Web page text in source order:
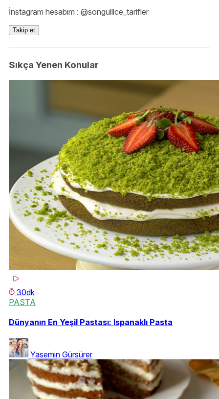
İnstagram hesabım : @songulllce_tarifler
Takip et
Sıkça Yenen Konular
30dk
PASTA
Dünyanın En Yeşil Pastası: Ispanaklı Pasta
Yasemin Gürsürer